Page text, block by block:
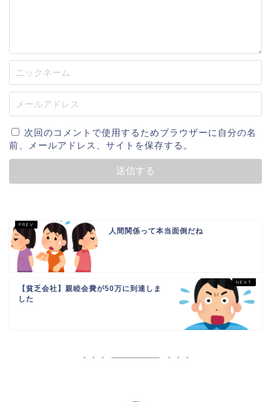
次回のコメントで使用するためブラウザーに自分の名
前、メールアドレス、サイトを保存する。
人間関係って本当面倒だね
【貧乏会社】親睦会費が50万に到達しま
した